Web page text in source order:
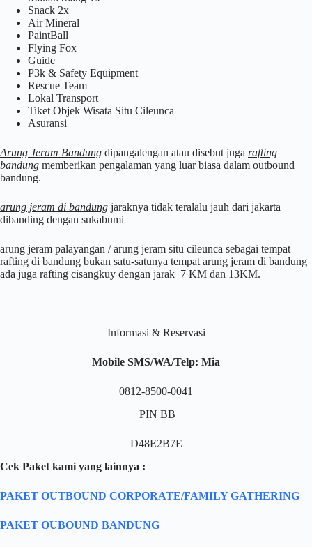
Snack 2x
Air Mineral
PaintBall
Flying Fox
Guide
P3k & Safety Equipment
Rescue Team
Lokal Transport
Tiket Objek Wisata Situ Cileunca
Asuransi
Arung Jeram Bandung dipangalengan atau disebut juga rafting
bandung memberikan pengalaman yang luar biasa dalam outbound
bandung.
arung jeram di bandung jaraknya tidak teralalu jauh dari jakarta
dibanding dengan sukabumi
arung jeram palayangan / arung jeram situ cileunca sebagai tempat
rafting di bandung bukan satu-satunya tempat arung jeram di bandung
ada juga rafting cisangkuy dengan jarak 7 KM dan 13KM.
Informasi & Reservasi
Mobile SMS/WA/Telp: Mia
0812-8500-0041
PIN BB
D48E2B7E
Cek Paket kami yang lainnya :
PAKET OUTBOUND CORPORATE/FAMILY GATHERING
PAKET OUBOUND BANDUNG